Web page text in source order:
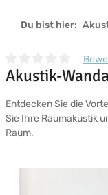
Du bist hier:
Durchschnittliche
Akustik-
Entdecken Sie die
Sie Ihre Raumakustik
Raum.